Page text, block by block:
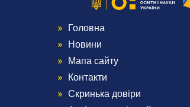
Menu
Footer
1
Головна
Новини
Мапа сайту
Контакти
Скринька довіри